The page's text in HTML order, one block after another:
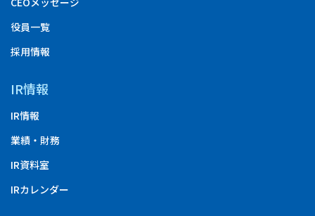
役員一覧
採用情報
IR情報
IR情報
業績・財務
IR資料室
IRカレンダー